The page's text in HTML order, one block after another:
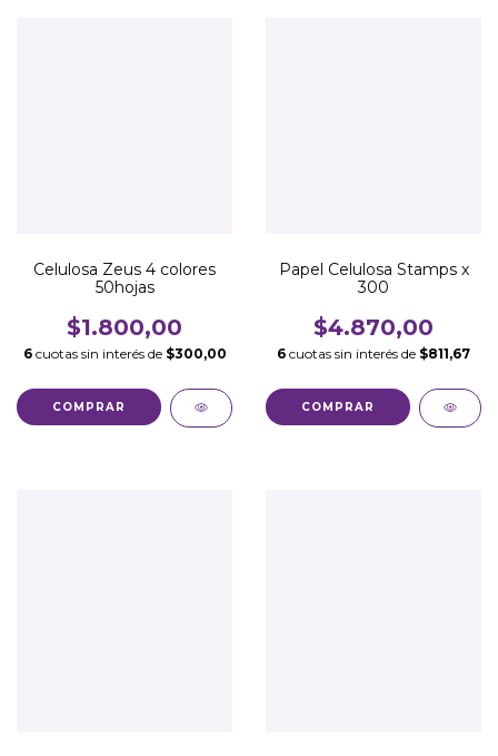
Celulosa Zeus 4 colores
50hojas
$1.800,00
6 cuotas sin interés de $300,00
Papel Celulosa Stamps x
300
$4.870,00
6 cuotas sin interés de $811,67